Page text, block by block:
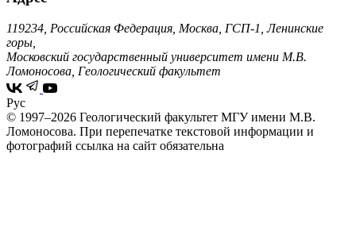
119234, Российская Федерация, Москва, ГСП-1, Ленинские
горы,
Московский государственный университет имени М.В.
Ломоносова, Геологический факультет
Рус
© 1997–2026 Геологический факультет МГУ имени М.В.
Ломоносова. При перепечатке текстовой информации и
фотографий ссылка на сайт обязательна